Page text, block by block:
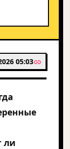
05:03
ли